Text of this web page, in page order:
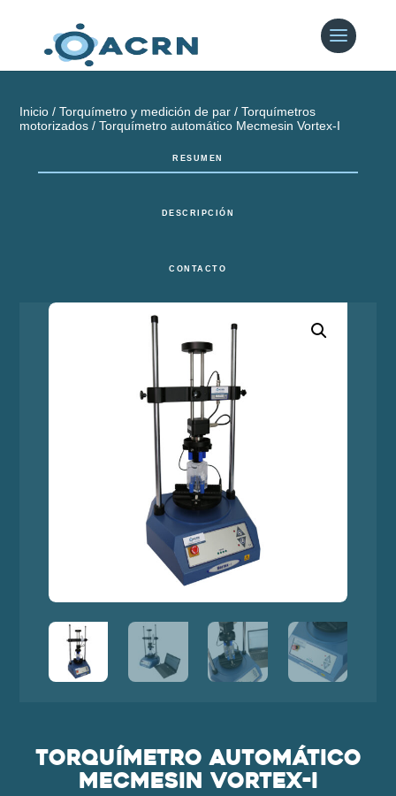
Inicio /Torquímetro y medición de par /Torquímetros
motorizados / Torquímetro automático Mecmesin Vortex-I
RESUMEN
DESCRIPCIÓN
CONTACTO
Torquímetro automático
Mecmesin Vortex-I